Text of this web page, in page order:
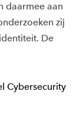
daarmee aan
zij
De